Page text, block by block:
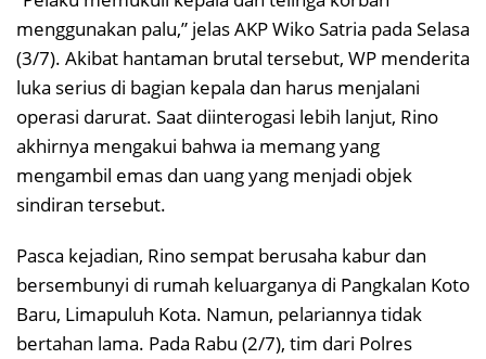
menggunakan palu,” jelas AKP Wiko Satria pada Selasa
(3/7). Akibat hantaman brutal tersebut, WP menderita
luka serius di bagian kepala dan harus menjalani
operasi darurat. Saat diinterogasi lebih lanjut, Rino
akhirnya mengakui bahwa ia memang yang
mengambil emas dan uang yang menjadi objek
sindiran tersebut.
Pasca kejadian, Rino sempat berusaha kabur dan
bersembunyi di rumah keluarganya di Pangkalan Koto
Baru, Limapuluh Kota. Namun, pelariannya tidak
bertahan lama. Pada Rabu (2/7), tim dari Polres